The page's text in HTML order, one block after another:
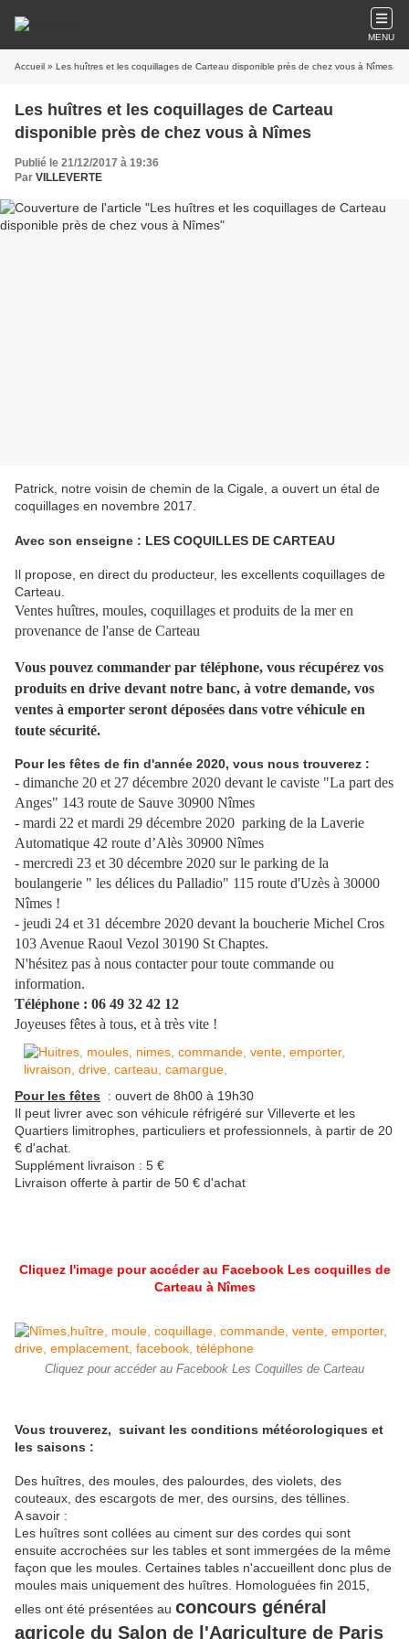
MENU
Accueil » Les huîtres et les coquillages de Carteau disponible près de chez vous à Nîmes
Les huîtres et les coquillages de Carteau
disponible près de chez vous à Nîmes
Publié le 21/12/2017 à 19:36
Par VILLEVERTE
Patrick, notre voisin de chemin de la Cigale, a ouvert un étal de
coquillages en novembre 2017.
Avec son enseigne : LES COQUILLES DE CARTEAU
Il propose, en direct du producteur, les excellents coquillages de
Carteau.
Ventes huîtres, moules, coquillages et produits de la mer en
provenance de l'anse de Carteau
Vous pouvez commander par téléphone, vous récupérez vos
produits en drive devant notre banc, à votre demande, vos
ventes à emporter seront déposées dans votre véhicule en
toute sécurité.
Pour les fêtes de fin d'année 2020, vous nous trouverez :
- dimanche 20 et 27 décembre 2020 devant le caviste "La part des
Anges" 143 route de Sauve 30900 Nîmes
- mardi 22 et mardi 29 décembre 2020 parking de la Laverie
Automatique 42 route d’Alès 30900 Nîmes
- mercredi 23 et 30 décembre 2020 sur le parking de la
boulangerie " les délices du Palladio" 115 route d'Uzès à 30000
Nîmes !
- jeudi 24 et 31 décembre 2020 devant la boucherie Michel Cros
103 Avenue Raoul Vezol 30190 St Chaptes.
N'hésitez pas à nous contacter pour toute commande ou
information.
Téléphone : 06 49 32 42 12
Joyeuses fêtes à tous, et à très vite !
Pour les fêtes : ouvert de 8h00 à 19h30
Il peut livrer avec son véhicule réfrigéré sur Villeverte et les
Quartiers limitrophes, particuliers et professionnels, à partir de 20
€ d'achat.
Supplément livraison : 5 €
Livraison offerte à partir de 50 € d'achat
Cliquez l'image pour accéder au Facebook Les coquilles de
Carteau à Nîmes
Cliquez pour accéder au Facebook Les Coquilles de Carteau
Vous trouverez, suivant les conditions météorologiques et
les saisons :
Des huîtres, des moules, des palourdes, des violets, des
couteaux, des escargots de mer, des oursins, des téllines.
A savoir :
Les huîtres sont collées au ciment sur des cordes qui sont
ensuite accrochées sur les tables et sont immergées de la même
façon que les moules. Certaines tables n'accueillent donc plus de
moules mais uniquement des huîtres. Homologuées fin 2015,
elles ont été présentées au concours général
agricole du Salon de l'Agriculture de Paris